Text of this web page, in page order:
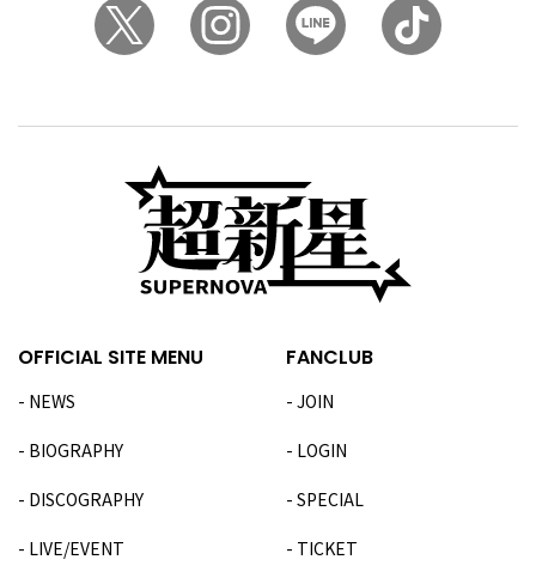
OFFICIAL SITE MENU
NEWS
BIOGRAPHY
DISCOGRAPHY
LIVE/EVENT
FANCLUB
JOIN
LOGIN
SPECIAL
TICKET